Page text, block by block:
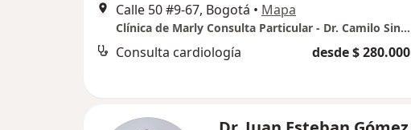
Calle 50 #9-67, Bogotá • Mapa
Clínica de Marly Consulta Particular - Dr. Camilo Sinning
Consulta cardiología desde $ 280.000